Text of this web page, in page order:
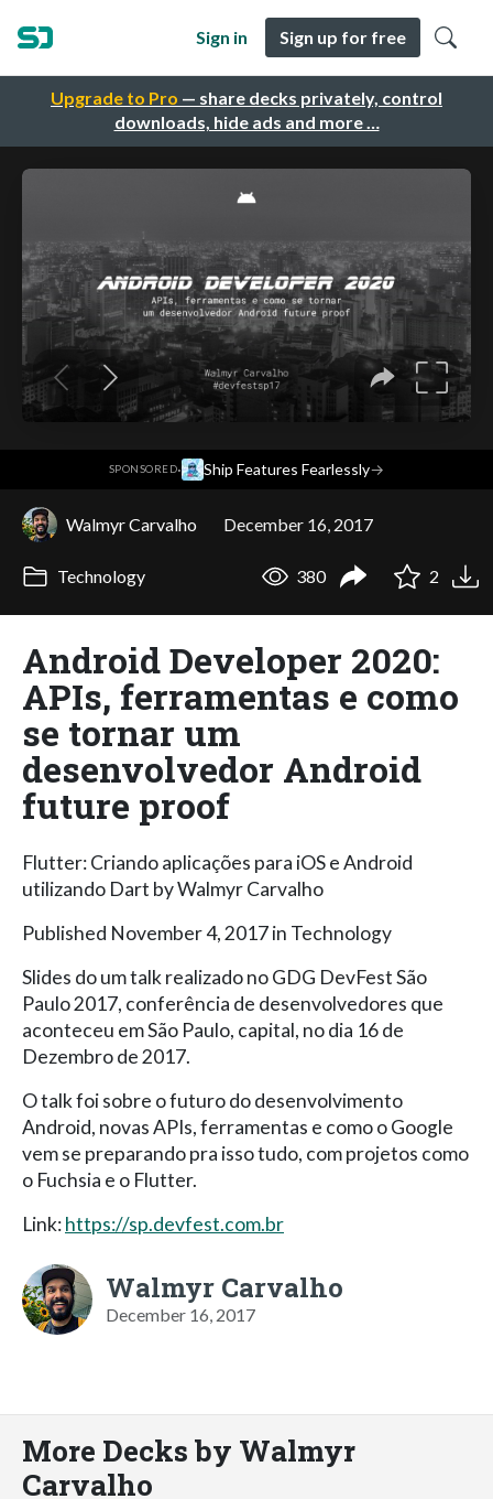
Upgrade to Pro — share decks privately, control
downloads, hide ads and more …
Sign in Sign up for free
SPONSORED· Ship Features Fearlessly→
Walmyr Carvalho December 16, 2017
Technology 380 2
Android Developer 2020:
APIs, ferramentas e como
se tornar um
desenvolvedor Android
future proof
Flutter: Criando aplicações para iOS e Android
utilizando Dart by Walmyr Carvalho
Published November 4, 2017 in Technology
Slides do um talk realizado no GDG DevFest São
Paulo 2017, conferência de desenvolvedores que
aconteceu em São Paulo, capital, no dia 16 de
Dezembro de 2017.
O talk foi sobre o futuro do desenvolvimento
Android, novas APIs, ferramentas e como o Google
vem se preparando pra isso tudo, com projetos como
o Fuchsia e o Flutter.
Link:https://sp.devfest.com.br
Walmyr Carvalho
December 16, 2017
More Decks by Walmyr
Carvalho